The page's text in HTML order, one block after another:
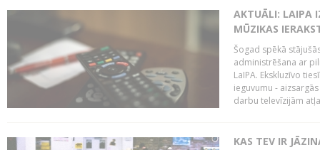
AKTUĀLI: LAIPA
MŪZIKAS
Šogad spēkā
administrēšana ar
LaIPA. Ekskluzīvo
ieguvumu -
darbu televīzijām
KAS TEV IR